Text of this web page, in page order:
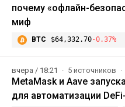
почему «офлайн-
миф
BTC $64,332.70-0.37%
вчера / 18:21 5 источников
MetaMask и Aave
для автоматизации